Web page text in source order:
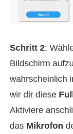
Schritt 2:
Bildschirm
wahrscheinlich
wir dir diese
Aktiviere
das Mikrofon